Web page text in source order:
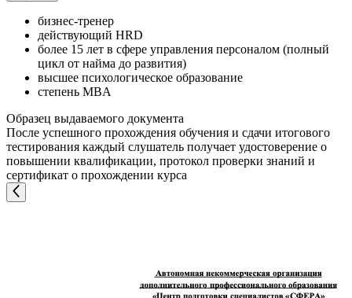
бизнес-тренер
действующий HRD
более 15 лет в сфере управления персоналом (полный
цикл от найма до развития)
высшее психологическое образование
степень MBA
Образец выдаваемого документа
После успешного прохождения обучения и сдачи итогового
тестирования каждый слушатель получает удостоверение о
повышении квалификации, протокол проверки знаний и
сертификат о прохождении курса